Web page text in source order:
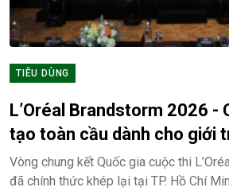
TIÊU DÙNG
L’Oréal Brandstorm 2026 -
tạo toàn cầu dành cho giới
Vòng chung kết Quốc gia cuộc thi
đã chính thức khép lại tại TP. Hồ Chí